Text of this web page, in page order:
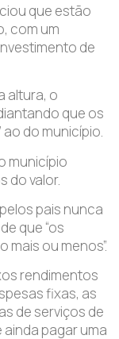
que estão
com um
de
altura, o
que os
ao do município.
município
do valor.
pais nunca
que “os
ou menos”.
rendimentos
fixas, as
de serviços de
pagar uma